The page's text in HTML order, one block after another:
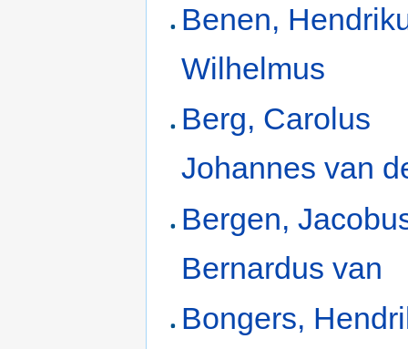
Benen,
Wilhelmus
Berg, Carolus
Johannes van
Bergen,
Bernardus van
Bongers,